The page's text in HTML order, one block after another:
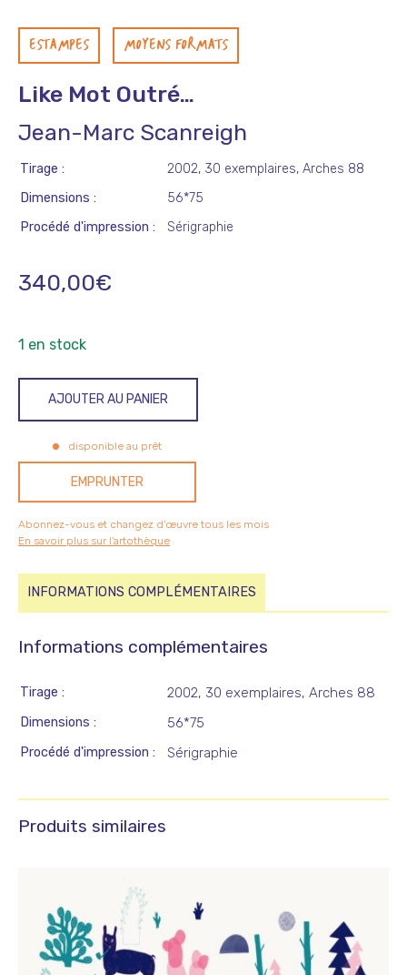
ESTAMPES MOYENS FORMATS
Like Mot Outré…
Jean-Marc Scanreigh
Tirage
2002, 30 exemplaires, Arches 88
Dimensions
56*75
Procédé d'impression
Sérigraphie
340,00€
1 en stock
AJOUTER AU PANIER
disponible au prêt
EMPRUNTER
Abonnez-vous et changez d’œuvre tous les mois
En savoir plus sur l'artothèque
INFORMATIONS COMPLÉMENTAIRES
Informations complémentaires
Tirage 2002, 30 exemplaires, Arches 88
Dimensions 56*75
Procédé d'impression Sérigraphie
Produits similaires